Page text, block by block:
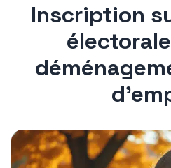
Inscription